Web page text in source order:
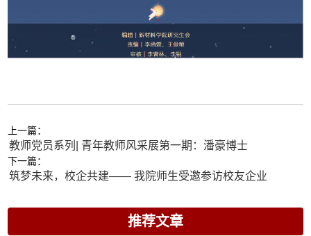
上一篇：
教师党员系列| 青年教师风采展第一期：潘豪博士
下一篇：
筑梦未来，校企共建—— 我院师生受邀参访校友企业
推荐文章